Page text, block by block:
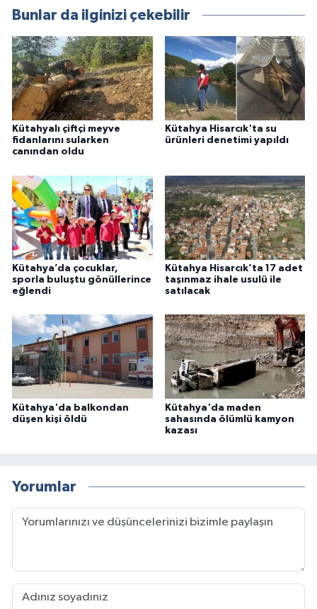
Bunlar da ilginizi çekebilir
Kütahyalı çiftçi meyve
fidanlarını sularken
canından oldu
Kütahya Hisarcık'ta su
ürünleri denetimi yapıldı
Kütahya’da çocuklar,
sporla buluştu gönüllerince
eğlendi
Kütahya Hisarcık’ta 17 adet
taşınmaz ihale usulü ile
satılacak
Kütahya'da balkondan
düşen kişi öldü
Kütahya'da maden
sahasında ölümlü kamyon
kazası
Yorumlar